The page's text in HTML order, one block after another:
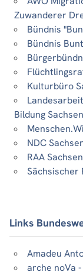
Zuwanderer
Bündnis
Bündnis
Kulturbüro
Bildung
NDC
RAA
Sächsischer
Links
Amadeu
arche noVa